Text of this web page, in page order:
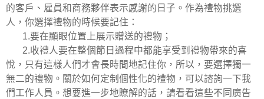
的客戶、雇員和商務夥伴表示感謝的日子。作為禮物挑選
人，你選擇禮物的時候要記住：
1.要在顯眼位置上展示贈送的禮物；
2.收禮人要在整個節日過程中都能享受到禮物帶來的喜
悅，只有這樣人們才會長時間地記住你，所以，要選擇獨一
無二的禮物。關於如何定制個性化的禮物，可以諮詢一下我
們工作人員。想要進一步地瞭解的話，請看看這些不同廣告